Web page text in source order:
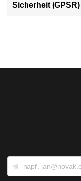
Sicherheit (GPSR)